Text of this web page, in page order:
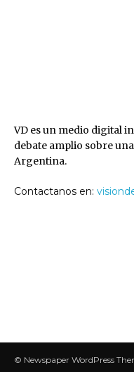
VD es un medio digital
debate amplio sobre
Argentina.
Contactanos en:
© Newspaper WordPress